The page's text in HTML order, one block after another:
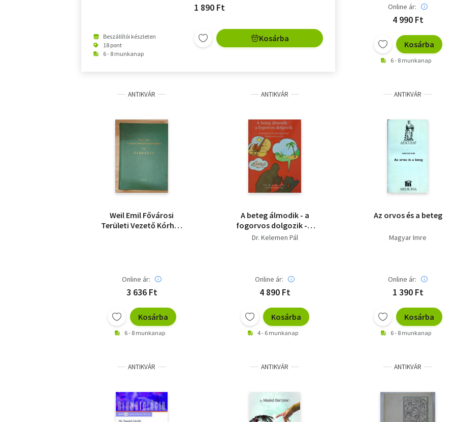
Beszállítói készleten
18 pont
6 - 8 munkanap
1 890 Ft
Kosárba
Online ár:
4 990 Ft
Kosárba
6 - 8 munkanap
ANTIKVÁR
Weil Emil Fővárosi
Területi Vezető Kórház
Online ár:
3 636 Ft
Kosárba
6 - 8 munkanap
ANTIKVÁR
A beteg álmodik - a
fogorvos dolgozik - A
nyugodt,
Dr. Kelemen Pál
Online ár:
4 890 Ft
Kosárba
4 - 6 munkanap
ANTIKVÁR
Az orvos és a beteg
Magyar Imre
Online ár:
1 390 Ft
Kosárba
6 - 8 munkanap
ANTIKVÁR ANTIKVÁR ANTIKVÁR